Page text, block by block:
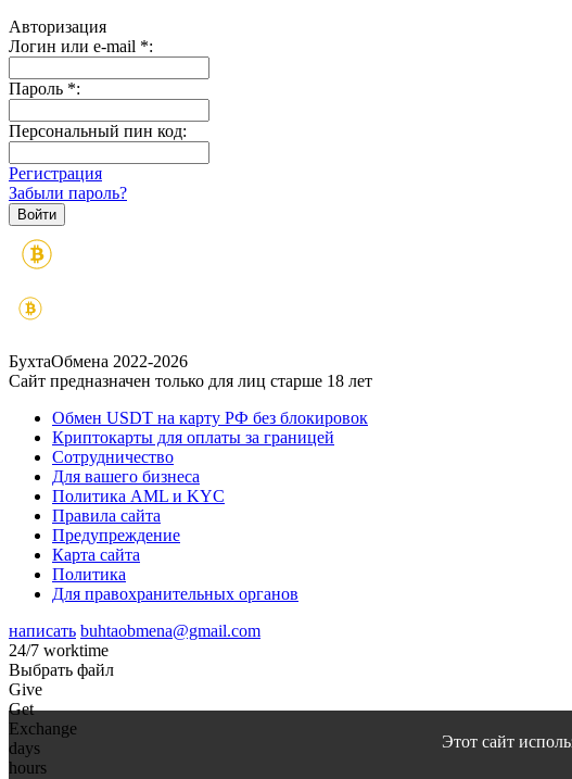
Авторизация
Логин или e-mail *:
Пароль *:
Персональный пин код:
Регистрация
Забыли пароль?
БухтаОбмена 2022-2026
Сайт предназначен только для лиц старше 18 лет
Обмен USDT на карту РФ без блокировок
Криптокарты для оплаты за границей
Сотрудничество
Для вашего бизнеса
Политика AML и KYC
Правила сайта
Предупреждение
Карта сайта
Политика
Для правохранительных органов
написать buhtaobmena@gmail.com
24/7 worktime
Выбрать файл
Give
Get
Exchange
days
hours
Этот сайт